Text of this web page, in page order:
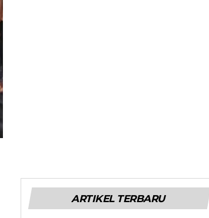
ARTIKEL TERBARU